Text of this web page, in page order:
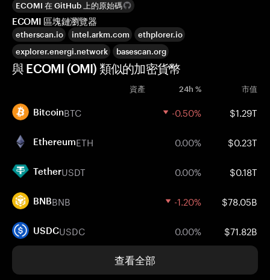
ECOMI 在 GitHub 上的原始碼
ECOMI 區塊鏈瀏覽器
etherscan.io intel.arkm.com
ethplorer.io
explorer.energi.network
basescan.org
與 ECOMI (OMI) 類似的加密貨幣
資產 24h % 市值
BitcoinBTC -0.50% $1.29T
EthereumETH 0.00% $0.23T
TetherUSDT 0.00% $0.18T
BNBBNB -1.20% $78.05B
USDCUSDC 0.00% $71.82B
查看全部